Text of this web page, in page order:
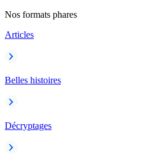
Nos formats phares
Articles
Belles histoires
Décryptages